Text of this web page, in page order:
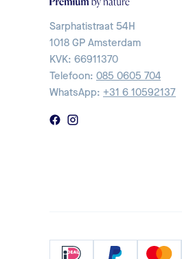
Sarphatistraat 54H
1018 GP Amsterdam
KVK: 66911370
Telefoon: 085 0605 704
WhatsApp: +31 6 10592137